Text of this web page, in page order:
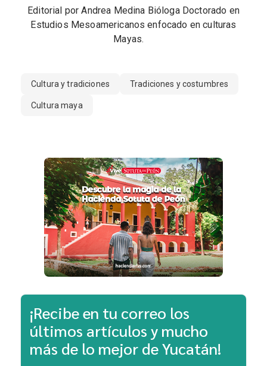
Editorial por Andrea Medina Bióloga Doctorado en
Estudios Mesoamericanos enfocado en culturas
Mayas.
Cultura y tradiciones Tradiciones y costumbres
Cultura maya
¡Recibe en tu correo los
últimos artículos y mucho
más de lo mejor de Yucatán!